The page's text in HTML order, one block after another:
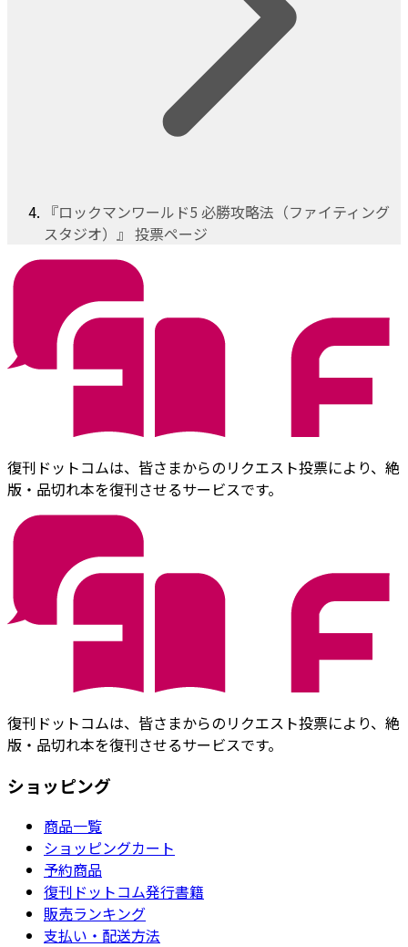
『ロックマンワールド5 必勝攻略法（ファイティング
スタジオ）』 投票ページ
復刊ドットコムは、皆さまからのリクエスト投票により、絶
版・品切れ本を復刊させるサービスです。
復刊ドットコムは、皆さまからのリクエスト投票により、絶
版・品切れ本を復刊させるサービスです。
ショッピング
商品一覧
ショッピングカート
予約商品
復刊ドットコム発行書籍
販売ランキング
支払い・配送方法